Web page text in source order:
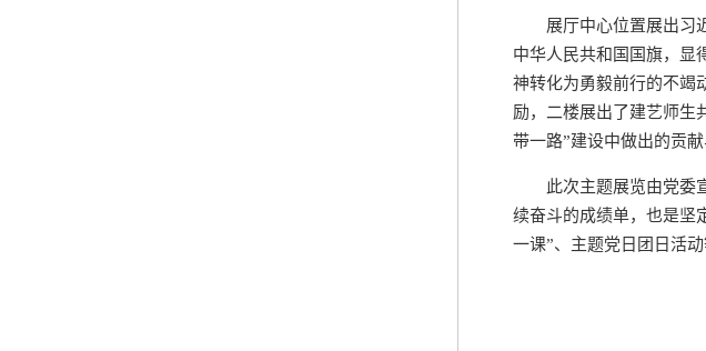
展厅中心位置展出习
中华人民共和国国旗，显
神转化为勇毅前行的不竭
励，二楼展出了建艺师生
带一路”建设中做出的贡献
此次主题展览由党委
续奋斗的成绩单，也是坚
一课”、主题党日团日活